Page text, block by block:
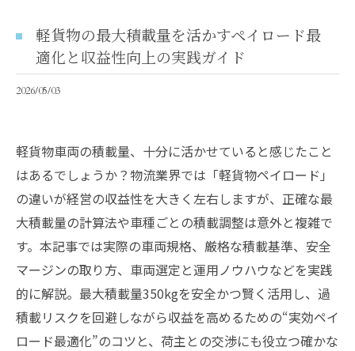
軽貨物の最大積載量を活かすペイロード最
適化と収益性向上の実践ガイド
2026/05/03
軽貨物車両の積載量、十分に活かせていると感じたこと
はあるでしょうか？物流業界では「軽貨物ペイロード」
の違いが経営の収益性を大きく左右しますが、正確な最
大積載量の計算法や車種ごとの積載調整は意外と複雑で
す。本記事では実際の車両規格、厳格な積載基準、安全
マージンの取り方、車両選定と運用ノウハウなどを実践
的に解説。最大積載量350kgを安全かつ賢く活用し、過
積載リスクを回避しながら収益を高めるための“実効ペイ
ロード最適化”のコツと、荷主との交渉にも役立つ確かな